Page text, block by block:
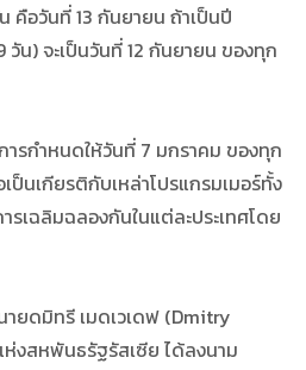
อวันที่ 13 กันยายน ถ้าเป็นปี
น) จะเป็นวันที่ 12 กันยายน ของทุก
กำหนดให้วันที่ 7 มกราคม ของทุก
ป็นเกียรติกับเหล่าโปรแกรมเมอร์ทั้ง
เฉลิมฉลองกันในแต่ละประเทศโดย
ดมิทรี เมดเวเดฟ (Dmitry
งสหพันธรัฐรัสเซีย ได้ลงนาม